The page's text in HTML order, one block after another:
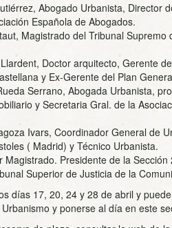
Abogado Urbanista, Director
Española de Abogados.
Magistrado del Tribunal Supremo
Doctor arquitecto, Gerente
y Ex-Gerente del Plan
Serrano, Abogada Urbanista,
y Secretaria Gral. de la
Ivars, Coordinador General de
( Madrid) y Técnico Urbanista.
Magistrado. Presidente de la
Superior de Justicia de la
días 17, 20, 24 y 28 de abril y
y ponerse al día en este